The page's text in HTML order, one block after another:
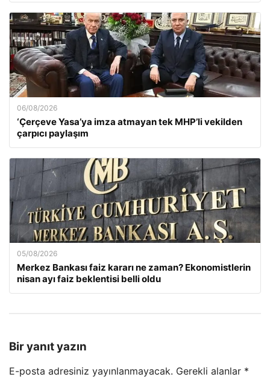
06/08/2026
‘Çerçeve Yasa’ya imza atmayan tek MHP’li vekilden
çarpıcı paylaşım
05/08/2026
Merkez Bankası faiz kararı ne zaman? Ekonomistlerin
nisan ayı faiz beklentisi belli oldu
Bir yanıt yazın
E-posta adresiniz yayınlanmayacak. Gerekli alanlar *